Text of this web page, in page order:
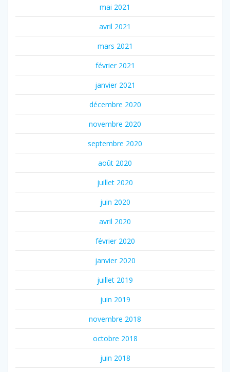
mai 2021
avril 2021
mars 2021
février 2021
janvier 2021
décembre 2020
novembre 2020
septembre 2020
août 2020
juillet 2020
juin 2020
avril 2020
février 2020
janvier 2020
juillet 2019
juin 2019
novembre 2018
octobre 2018
juin 2018